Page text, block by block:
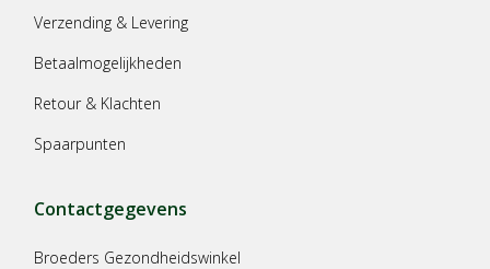
Verzending & Levering
Betaalmogelijkheden
Retour & Klachten
Spaarpunten
Contactgegevens
Broeders Gezondheidswinkel